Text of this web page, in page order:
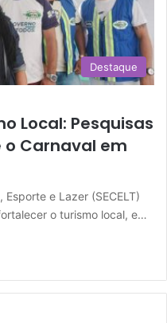
Destaque
Local: Pesquisas
Carnaval em
e Lazer (SECELT)
o turismo local, e…